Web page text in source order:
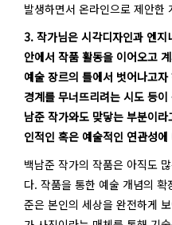
발생하면서 온라인으로 제안한
3. 작가님은 시각디자인과 엔
안에서 작품 활동을 이어오고
예술 장르의 틀에서 벗어나고
경계를 무너뜨리려는 시도 등
남준 작가와도 맞닿는 부분이
인적인 혹은 예술적인 연관성
백남준 작가의 작품은 아직도
다. 작품을 통한 예술 개념의
준은 본인의 세상을 완전하게